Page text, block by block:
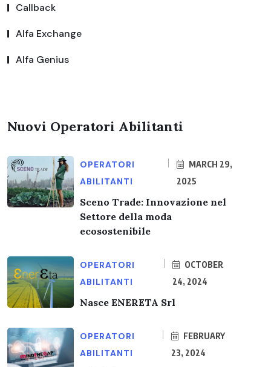
Callback
Alfa Exchange
Alfa Genius
Nuovi Operatori Abilitanti
OPERATORI
ABILITANTI
MARCH 29,
2025
Sceno Trade: Innovazione nel
Settore della moda
ecosostenibile
OPERATORI
ABILITANTI
OCTOBER
24, 2024
Nasce ENERETA Srl
OPERATORI
ABILITANTI
FEBRUARY
23, 2024